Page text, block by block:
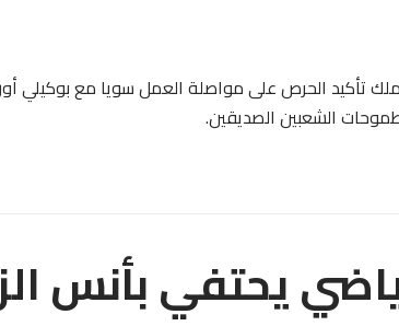
تأكيد الحرص على مواصلة العمل سويا مع بوكيلي
الشعبين الصديقين.
يحتفي بأنس